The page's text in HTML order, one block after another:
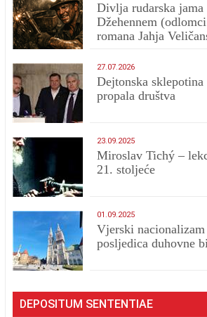
Divlja rudarska jama
Džehennem
romana Jahja
27.07.2026
Dejtonska
propala društva
23.09.2025
Miroslav Tichý –
21. stoljeće
01.09.2025
​Vjerski
posljedica duhovne
DEPOSITUM SENTENTIAE